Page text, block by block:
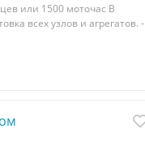
или 1500 моточас В
всех узлов и агрегатов. -